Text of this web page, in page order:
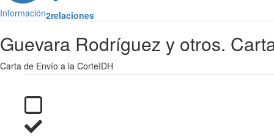
Información2relaciones
Guevara Rodríguez y otros.
Carta de Envío a la CorteIDH